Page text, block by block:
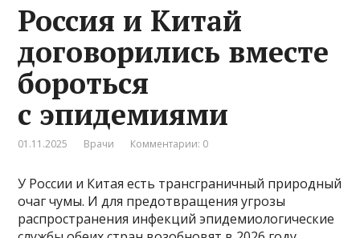
Россия и Китай
договорились вместе
бороться
с эпидемиями
01.11.2025 Врачи Комментарии: 0
У России и Китая есть трансграничный природный
очаг чумы. И для предотвращения угрозы
распространения инфекций эпидемиологические